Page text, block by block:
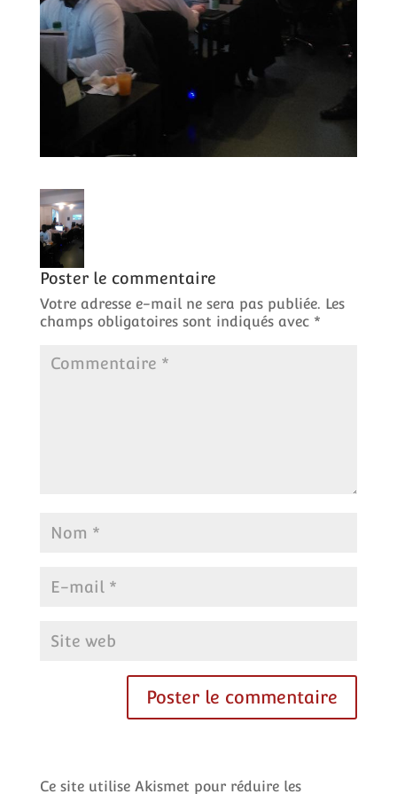
Poster le commentaire
Votre adresse e-mail ne sera pas publiée. Les
champs obligatoires sont indiqués avec *
Ce site utilise Akismet pour réduire les